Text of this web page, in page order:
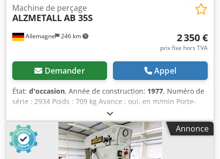
Allemagne 246 km
Machine de perçage
ALZMETALLAB 35S
2 350 €
prix fixe hors TVA
Demander Appel
État: d'occasion, Année de construction: 1977, Numéro de
série : 2934 Poids : 709 kg Avance : oui, en m/min Porte-
outil : MK 3 Dedoztfytspfx Aldswa
Annonce